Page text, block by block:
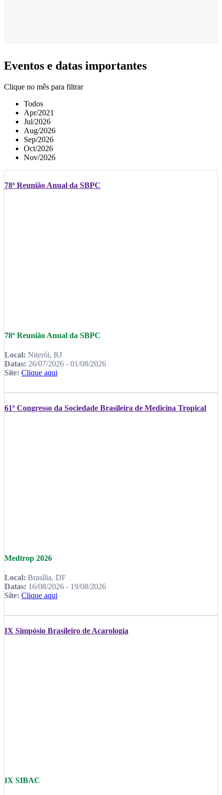
Eventos e datas importantes
Clique no mês para filtrar
Todos
Apr/2021
Jul/2026
Aug/2026
Sep/2026
Oct/2026
Nov/2026
78ª Reunião Anual da SBPC
78ª Reunião Anual da SBPC
Local: Niterói, RJ
Datas: 26/07/2026 - 01/08/2026
Site: Clique aqui
61º Congresso da Sociedade Brasileira de Medicina Tropical
Medtrop 2026
Local: Brasília, DF
Datas: 16/08/2026 - 19/08/2026
Site: Clique aqui
IX Simpósio Brasileiro de Acarologia
IX SIBAC